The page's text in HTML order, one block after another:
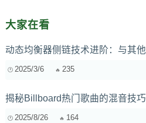
大家在看
动态均衡器侧链技术进阶：与其
2025/3/6 235
揭秘Billboard热门歌曲的混音技
2025/8/26 164